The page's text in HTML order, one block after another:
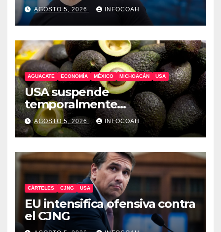
AGOSTO 5, 2026 INFOCOAH
AGUACATE ECONOMÍA MÉXICO MICHOACÁN USA
USA suspende
temporalmente
exportaciones de aguacate
michoacano
AGOSTO 5, 2026 INFOCOAH
CÁRTELES CJNG USA
EU intensifica ofensiva contra
el CJNG